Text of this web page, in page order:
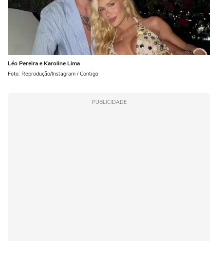
Léo Pereira e Karoline Lima
Foto: Reprodução/Instagram / Contigo
PUBLICIDADE